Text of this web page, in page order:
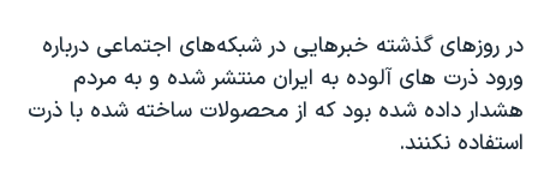
در روزهای گذشته خبرهایی در شبکه‌های اجتماعی درباره
ورود ذرت‌ های آلوده به ایران منتشر شده و به مردم
هشدار داده شده بود که از محصولات ساخته شده با ذرت
استفاده نکنند.